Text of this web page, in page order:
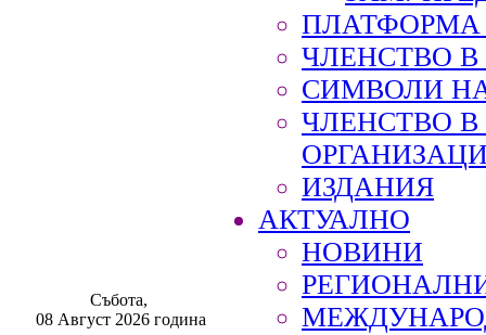
Събота,
08 Август 2026 година
ПЛАТФОРМА
ЧЛЕНСТВО В
СИМВОЛИ
ЧЛЕНСТВО
ИЗДАНИЯ
АКТУАЛНО
НОВИНИ